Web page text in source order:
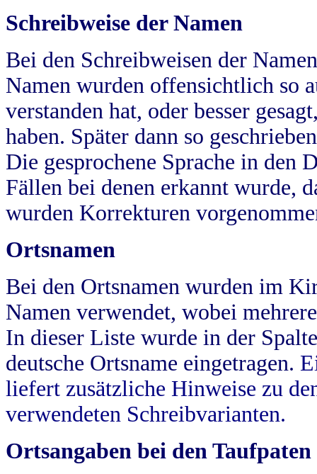
Schreibweise der Namen
Bei den Schreibweisen der
Namen wurden offensichtlich so
verstanden hat, oder besser
haben. Später dann so
Die gesprochene Sprache in
Fällen bei denen erkannt wurde,
wurden Korrekturen
Ortsnamen
Bei den Ortsnamen wurden im
Namen verwendet, wobei
In dieser Liste wurde in der
deutsche Ortsname eingetragen.
liefert zusätzliche Hinweise zu
verwendeten Schreibvarianten.
Ortsangaben bei den Taufpaten